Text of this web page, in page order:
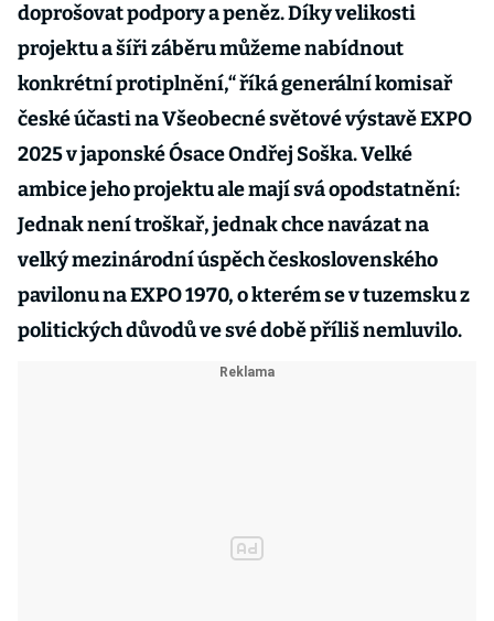
doprošovat podpory a peněz. Díky velikosti
projektu a šíři záběru můžeme nabídnout
konkrétní protiplnění,“ říká generální komisař
české účasti na Všeobecné světové výstavě EXPO
2025 v japonské Ósace Ondřej Soška. Velké
ambice jeho projektu ale mají svá opodstatnění:
Jednak není troškař, jednak chce navázat na
velký mezinárodní úspěch československého
pavilonu na EXPO 1970, o kterém se v tuzemsku z
politických důvodů ve své době příliš nemluvilo.